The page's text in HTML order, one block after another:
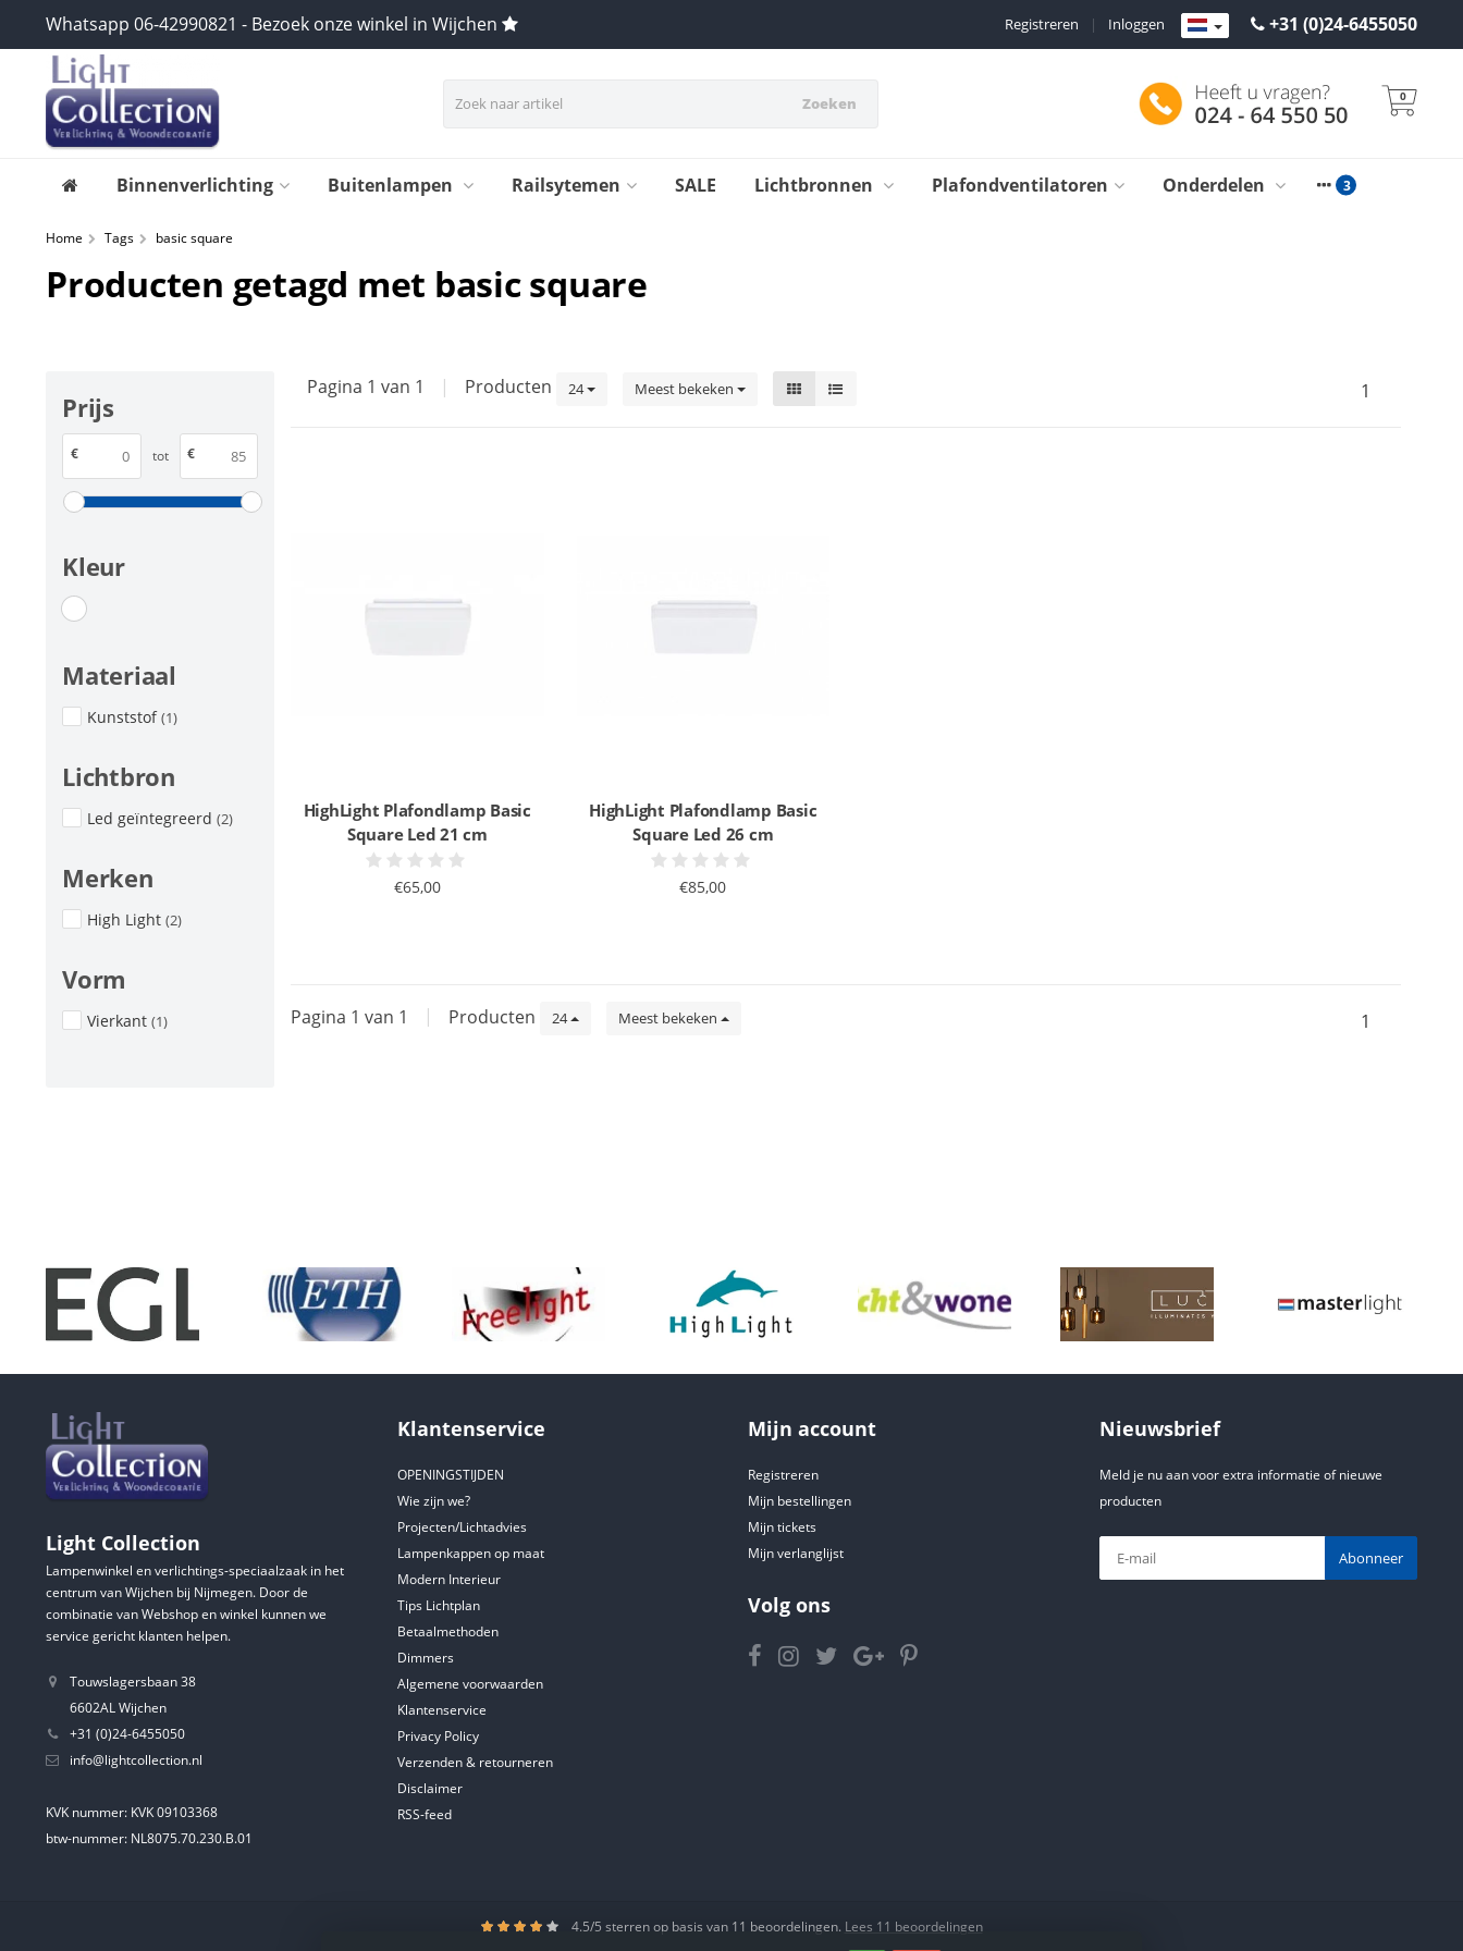
Whatsapp 06-42990821 - Bezoek onze winkel in Wijchen +31 (0)24-6455050
Inloggen
|
Registreren
Zoeken 0
Binnenverlichting Buitenlampen Railsytemen SALE Lichtbronnen Plafondventilatoren Onderdelen
Home Tags basic square
Producten getagd met basic square
Prijs
€ tot €
Kleur
Materiaal
Kunststof(1)
Lichtbron
Led geïntegreerd (2)
Merken
High Light (2)
Vorm
Vierkant (1)
Pagina 1 van 1 | Producten 24 Meest bekeken 1
HighLight Plafondlamp Basic
Square Led 21 cm
€65,00
HighLight Plafondlamp Basic
Square Led 26 cm
€85,00
Pagina 1 van 1 | Producten 24 Meest bekeken 1
Light Collection
Lampenwinkel en verlichtings-speciaalzaak in het
centrum van Wijchen bij Nijmegen. Door de
combinatie van Webshop en winkel kunnen we
service gericht klanten helpen.
Touwslagersbaan 38
6602AL Wijchen
+31 (0)24-6455050
info@lightcollection.nl
KVK nummer: KVK 09103368
btw-nummer: NL8075.70.230.B.01
Klantenservice
OPENINGSTIJDEN
Wie zijn we?
Projecten/Lichtadvies
Lampenkappen op maat
Modern Interieur
Tips Lichtplan
Betaalmethoden
Dimmers
Algemene voorwaarden
Klantenservice
Privacy Policy
Verzenden & retourneren
Disclaimer
RSS-feed
Mijn account
Registreren
Mijn bestellingen
Mijn tickets
Mijn verlanglijst
Volg ons
Nieuwsbrief
Meld je nu aan voor extra informatie of nieuwe
producten
Abonneer
4.5/5 sterren op basis van 11 beoordelingen. Lees 11 beoordelingen